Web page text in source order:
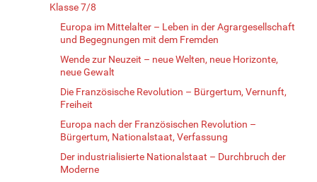
Klasse 7/8
Europa im Mittelalter – Leben in der Agrargesellschaft
und Begegnungen mit dem Fremden
Wende zur Neuzeit – neue Welten, neue Horizonte,
neue Gewalt
Die Französische Revolution – Bürgertum, Vernunft,
Freiheit
Europa nach der Französischen Revolution –
Bürgertum, Nationalstaat, Verfassung
Der industrialisierte Nationalstaat – Durchbruch der
Moderne